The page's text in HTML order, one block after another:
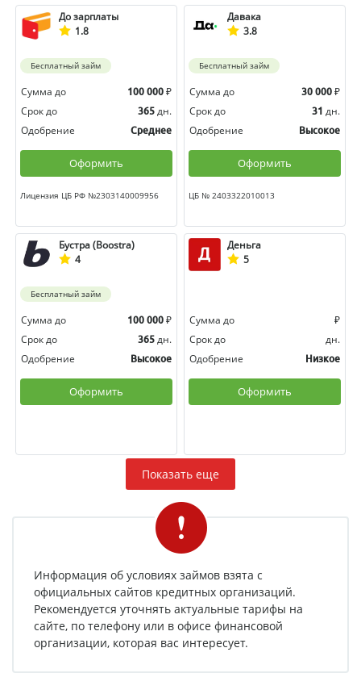
До зарплаты
1.8
Бесплатный займ
Сумма до 100 000 ₽
Срок до
365 дн.
Одобрение
Среднее
Оформить
Лицензия ЦБ РФ №2303140009956
Давака
3.8
Бесплатный займ
Сумма до 30 000 ₽
Срок до
31 дн.
Одобрение
Высокое
Оформить
ЦБ № 2403322010013
Бустра (Boostra)
4
Бесплатный займ
Сумма до 100 000 ₽
Срок до
365 дн.
Одобрение
Высокое
Оформить
Деньга
5
Сумма до
₽
Срок до
дн.
Одобрение
Низкое
Оформить
Показать еще
Информация об условиях займов взята с
официальных сайтов кредитных организаций.
Рекомендуется уточнять актуальные тарифы на
сайте, по телефону или в офисе финансовой
организации, которая вас интересует.